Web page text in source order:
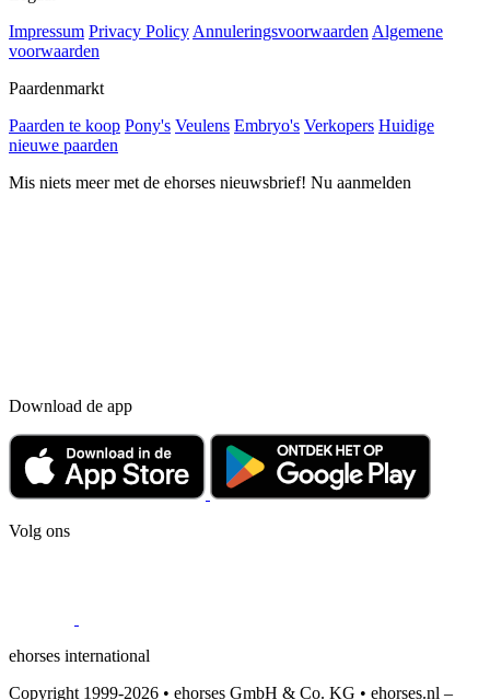
Impressum Privacy Policy Annuleringsvoorwaarden Algemene
voorwaarden
Paardenmarkt
Paarden te koop Pony's Veulens Embryo's Verkopers Huidige
nieuwe paarden
Mis niets meer met de ehorses nieuwsbrief! Nu aanmelden
Download de app
Volg ons
ehorses international
Copyright 1999-2026 • ehorses GmbH & Co. KG • ehorses.nl –